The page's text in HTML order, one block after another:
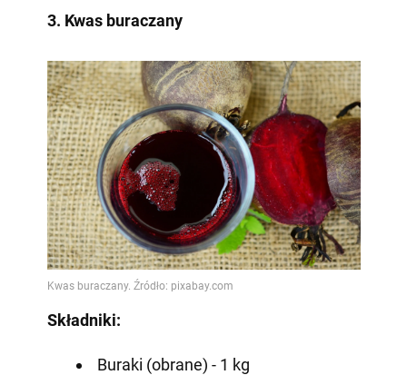
3. Kwas buraczany
Składniki:
Buraki (obrane) - 1 kg